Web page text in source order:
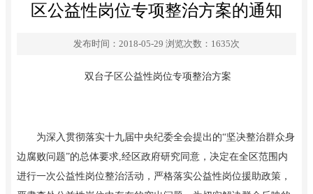
区公益性岗位专项整治方案的通知
发布时间：2018-05-29 浏览次数： 1635次
双台子区公益性岗位专项整治方案
为深入贯彻落实十九届中央纪委全会提出的“坚决整治群众身
边腐败问题”的总体要求,经区政府研究同意，决定在全区范围内
进行一次公益性岗位整治活动 ， 严格落实公益性岗位援助政策，